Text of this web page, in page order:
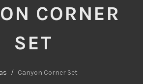
CORNER
SET
Canyon Corner Set